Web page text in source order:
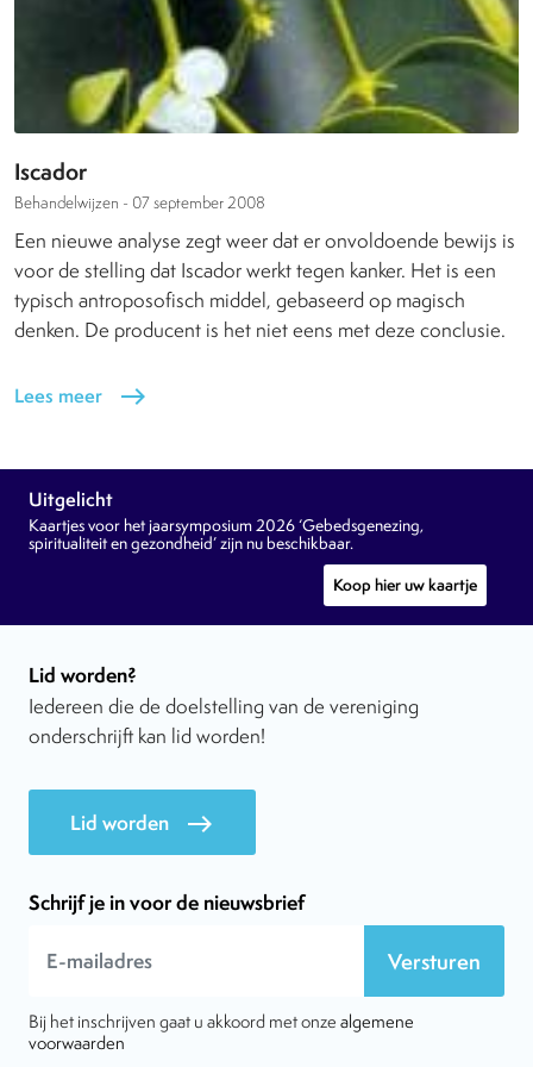
Iscador
Behandelwijzen - 07 september 2008
Een nieuwe analyse zegt weer dat er onvoldoende bewijs is
voor de stelling dat Iscador werkt tegen kanker. Het is een
typisch antroposofisch middel, gebaseerd op magisch
denken. De producent is het niet eens met deze conclusie.
Lees meer east
Uitgelicht
Kaartjes voor het jaarsymposium 2026 ‘Gebedsgenezing,
spiritualiteit en gezondheid’ zijn nu beschikbaar.
Koop hier uw kaartje
Lid worden?
Iedereen die de doelstelling van de vereniging
onderschrijft kan lid worden!
Lid worden east
Schrijf je in voor de nieuwsbrief
Versturen
Bij het inschrijven gaat u akkoord met onze algemene
voorwaarden